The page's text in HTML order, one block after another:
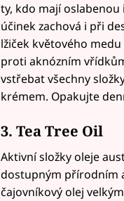
ty, kdo mají
účinek zachová i při
lžiček květového
proti aknózním
vstřebat všechny
krémem. Opakujte
3. Tea Tree Oil
Aktivní složky oleje
dostupným přírodním
čajovníkový olej